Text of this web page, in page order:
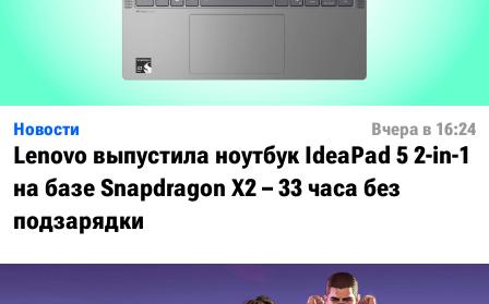
Новости Вчера в 16:24
Lenovo выпустила ноутбук IdeaPad 5 2-in-1
на базе Snapdragon X2 – 33 часа без
подзарядки